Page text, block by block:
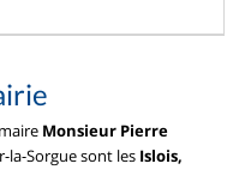
Monsieur Pierre
la-Sorgue sont les Islois,